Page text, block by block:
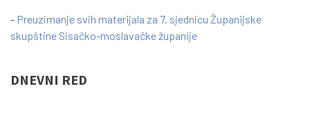
- Preuzimanje svih materijala za 7. sjednicu Županijske
skupštine Sisačko-moslavačke županije
DNEVNI RED